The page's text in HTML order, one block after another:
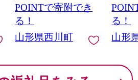
POINTで寄附でき
る！
山形県西川町
答 ギ
町 月
る！
山形